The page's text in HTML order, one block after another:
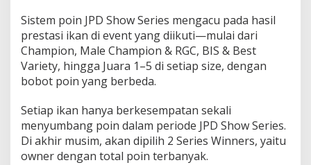
Sistem poin JPD Show Series mengacu pada hasil
prestasi ikan di event yang diikuti—mulai dari
Champion, Male Champion & RGC, BIS & Best
Variety, hingga Juara 1–5 di setiap size, dengan
bobot poin yang berbeda.
Setiap ikan hanya berkesempatan sekali
menyumbang poin dalam periode JPD Show Series.
Di akhir musim, akan dipilih 2 Series Winners, yaitu
owner dengan total poin terbanyak.